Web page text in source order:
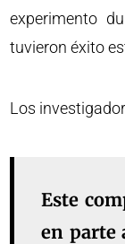
experimento
tuvieron éxito
Los
Este
en parte